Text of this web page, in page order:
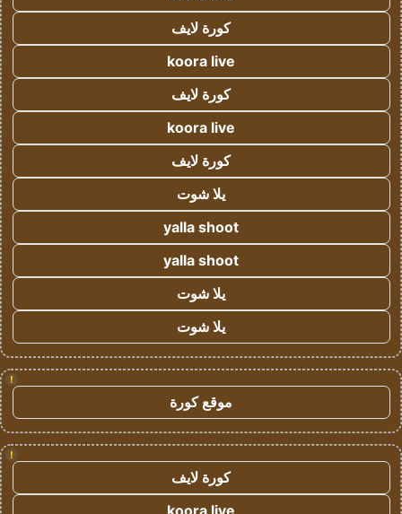
كورة لايف
koora live
كورة لايف
koora live
كورة لايف
يلا شوت
yalla shoot
yalla shoot
يلا شوت
يلا شوت
!
موقع كورة
!
كورة لايف
koora live